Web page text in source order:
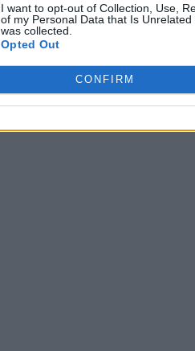
I want to opt-out of Collection, Use,
of my Personal Data that Is
was collected.
Opted Out
CONFIRM